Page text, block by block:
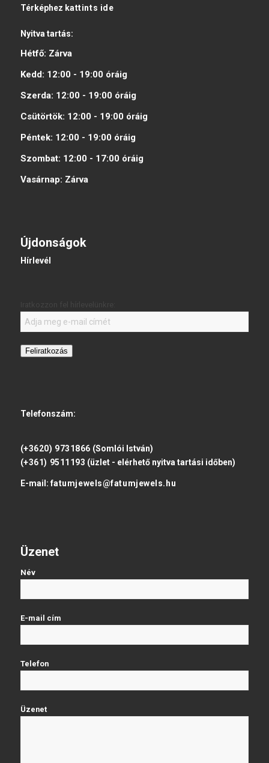
Térképhez kattints ide
Nyitva tartás:
Hétfő: Zárva
Kedd: 12:00 - 19:00 óráig
Szerda: 12:00 - 19:00 óráig
Csütörtök: 12:00 - 19:00 óráig
Péntek: 12:00 - 19:00 óráig
Szombat: 12:00 - 17:00 óráig
Vasárnap: Zárva
Újdonságok
Hírlevél
Feliratkozás
Telefonszám:
(+3620) 9731866 (Somlói István)
(+361) 9511193 (üzlet - elérhető nyitva tartási időben)
E-mail: fatumjewels@fatumjewels.hu
Üzenet
Név
E-mail cím
Telefon
Üzenet